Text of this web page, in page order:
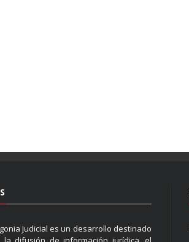
Judicial es un desarrollo destinado